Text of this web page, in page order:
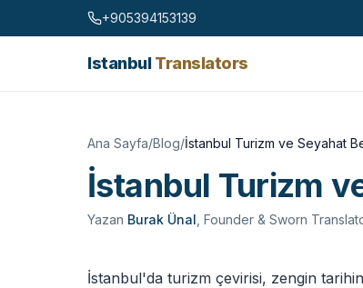
Skip to content +905394153139
IstanbulTranslators
Ana Sayfa/Blog/İstanbul Turizm ve Seyahat
İstanbul Turizm
Yazan Burak Ünal Founder & Sworn
İstanbul'da turizm çevirisi, zengin